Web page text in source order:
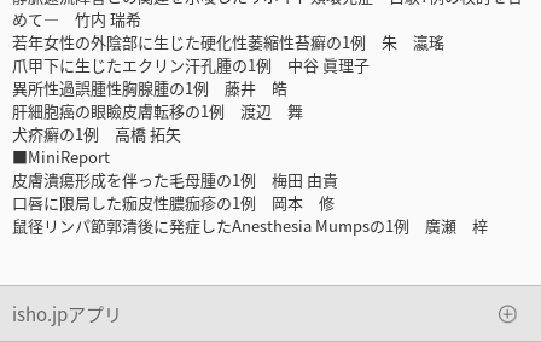
めて― 竹内 瑞希
若年女性の外陰部に生じた硬化性萎縮性苔癬の1例 朱 瀛瑤
爪甲下に生じたエクリン汗孔腫の1例 中谷 眞理子
異所性過誤腫性胸腺腫の1例 藤井 皓
肝細胞癌の眼瞼皮膚転移の1例 渡辺 舞
犬疥癬の1例 高橋 拓矢
■MiniReport
皮膚潰瘍形成を伴った毛母腫の1例 梅田 由貴
口唇に限局した痂皮性膿痂疹の1例 岡本 修
鼠径リンパ節郭清後に発症したAnesthesia Mumpsの1例 廣瀬 梓
isho.jpアプリ